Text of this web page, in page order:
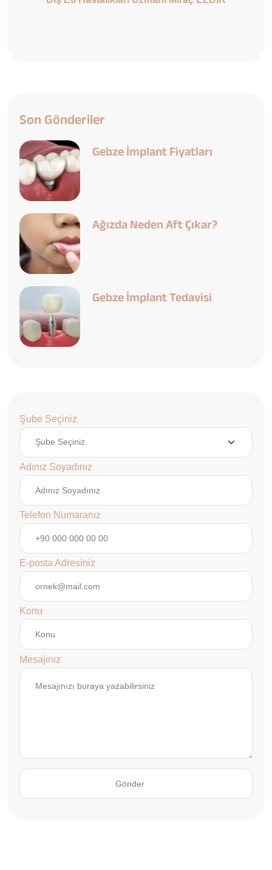
Son Gönderiler
Gebze İmplant Fiyatları
Ağızda Neden Aft Çıkar?
Gebze İmplant Tedavisi
Şube Seçiniz
Adınız Soyadınız
Telefon Numaranız
E-posta Adresiniz
Konu
Mesajınız